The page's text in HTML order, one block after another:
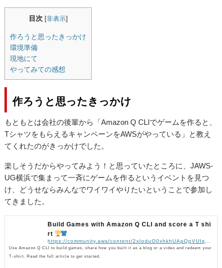
目次 [非表示]
作ろうと思ったきっかけ
環境準備
現地にて
やってみての感想
作ろうと思ったきっかけ
もともとは会社の後輩から「Amazon Q CLIでゲームを作ると、
TシャツをもらえるキャンペーンをAWSがやっている」と教え
てくれたのがきっかけでした。
楽しそうだからやってみよう！と思っていたところに、JAWS-
UG横浜で集まって一斉にゲームを作るというイベントを見つ
け、どうせならみんなでワイワイやりたいということで参加し
てきました。
Build Games with Amazon Q CLI and score a T shi
rt
Use Amazon Q CLI to build games, share how you built it as a blog or a video and redeem your
T-shirt. Read the full article to get started.